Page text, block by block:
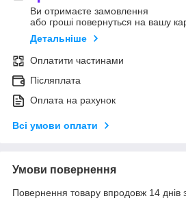
Ви отримаєте замовлення
або гроші повернуться на вашу
Детальніше
Оплатити частинами
Післяплата
Оплата на рахунок
Всі умови оплати
Умови повернення
Повернення товару впродовж 14 днів